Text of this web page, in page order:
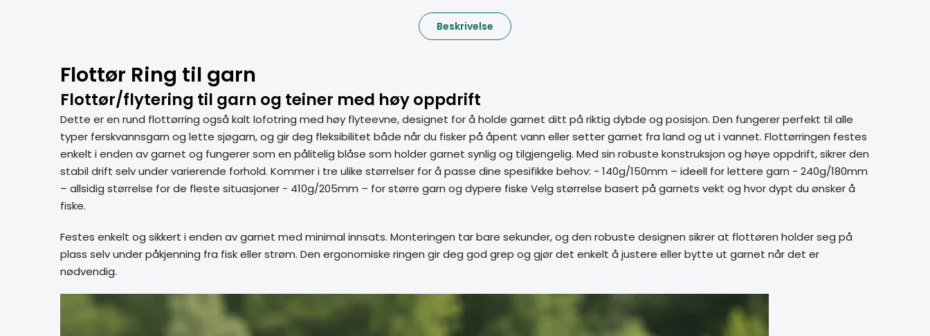
Beskrivelse
Flottør Ring til garn
Flottør/flytering til garn og teiner med høy oppdrift
Dette er en rund flottørring også kalt lofotring med høy flyteevne, designet for å holde garnet ditt på riktig dybde og posisjon. Den fungerer perfekt til alle
typer ferskvannsgarn og lette sjøgarn, og gir deg fleksibilitet både når du fisker på åpent vann eller setter garnet fra land og ut i vannet. Flottørringen festes
enkelt i enden av garnet og fungerer som en pålitelig blåse som holder garnet synlig og tilgjengelig. Med sin robuste konstruksjon og høye oppdrift, sikrer den
stabil drift selv under varierende forhold. Kommer i tre ulike størrelser for å passe dine spesifikke behov: - 140g/150mm – ideell for lettere garn - 240g/180mm
– allsidig størrelse for de fleste situasjoner - 410g/205mm – for større garn og dypere fiske Velg størrelse basert på garnets vekt og hvor dypt du ønsker å
fiske.
Festes enkelt og sikkert i enden av garnet med minimal innsats. Monteringen tar bare sekunder, og den robuste designen sikrer at flottøren holder seg på
plass selv under påkjenning fra fisk eller strøm. Den ergonomiske ringen gir deg god grep og gjør det enkelt å justere eller bytte ut garnet når det er
nødvendig.